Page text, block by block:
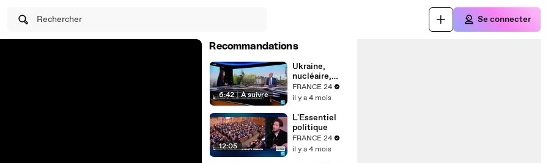
Rechercher Se connecter
Recommandations
6:42 | À suivre
Ukraine,
nucléaire,
réarmement :
où est passé
des
Écologistes ?
FRANCE 24
il y a 4 mois
12:05
L'Essentiel
politique
FRANCE 24
il y a 4 mois